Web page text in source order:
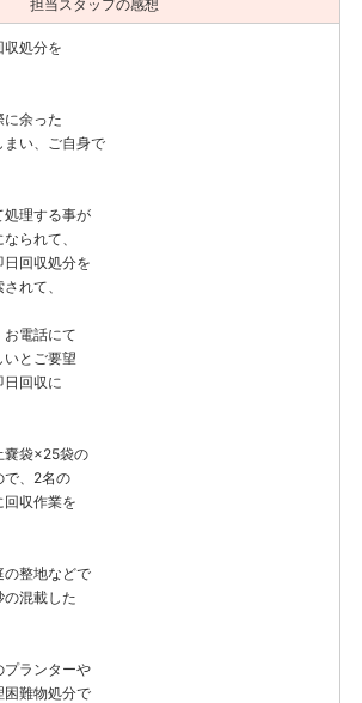
担当スタッフの感想
収処分を
に余った
い、ご自身で
処理する事が
られて、
回収処分を
れて、
お電話にて
とご要望
日回収に
嚢袋×25袋の
で、2名の
回収作業を
の整地などで
混載した
プランターや
困難物処分で